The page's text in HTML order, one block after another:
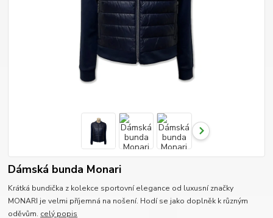
Dámská bunda Monari
Krátká bundička z kolekce sportovní elegance od luxusní značky
MONARI je velmi příjemná na nošení. Hodí se jako doplněk k různým
oděvům. celý popis